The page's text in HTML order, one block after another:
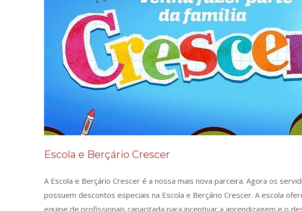
Escola e Berçário Crescer
A Escola e Berçário Crescer é a nossa mais nova parceira. Agora os
possuem descontos especiais na Escola e Berçário Crescer. A escola
equipe de profissionais capacitada para incentivar a aprendizagem e o